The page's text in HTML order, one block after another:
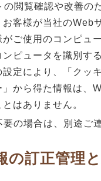
の閲覧確認や改善の
お客様が当社のWeb
ご使用のコンピュ
ンピュータを識別す
設定により、「クッ
」から得た情報は、
はありません。
の場合は、別途ご
の訂正管理